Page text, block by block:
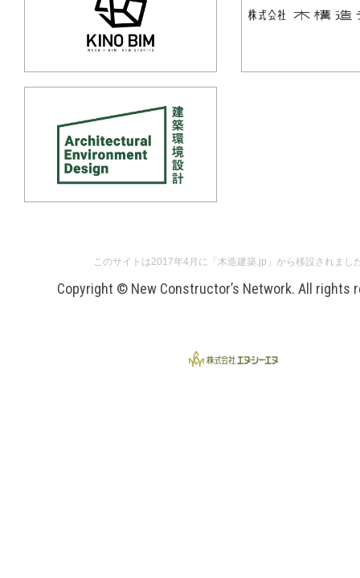
このサイトは2017年4月に「木造建築.jp」から移設されまし
Copyright © New Constructor’s Network. All rights